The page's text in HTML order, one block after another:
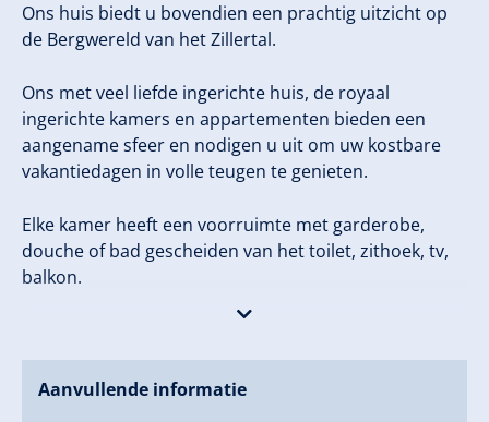
Ons huis biedt u bovendien een prachtig uitzicht op
de Bergwereld van het Zillertal.
Ons met veel liefde ingerichte huis, de royaal
ingerichte kamers en appartementen bieden een
aangename sfeer en nodigen u uit om uw kostbare
vakantiedagen in volle teugen te genieten.
Elke kamer heeft een voorruimte met garderobe,
douche of bad gescheiden van het toilet, zithoek, tv,
balkon.
uitgebreid ontbijtbuffet met producten uit de regio.
Voor appartementen bieden we ook een
Aanvullende informatie